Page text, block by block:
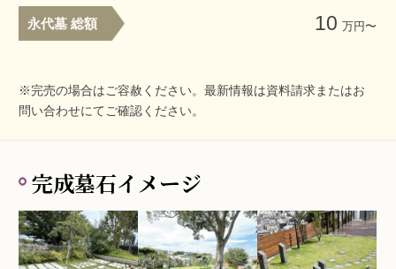
永代墓 総額 10 万円〜
※完売の場合はご容赦ください。最新情報は資料請求またはお
問い合わせにてご確認ください。
完成墓石イメージ